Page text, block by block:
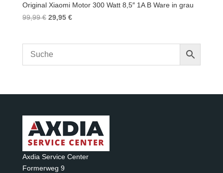
Original Xiaomi Motor 300 Watt 8,5″ 1A B Ware in grau
99,99€ Ursprünglicher
99,99 €
29,95 €Aktueller
Axdia Service Center
Formerweg 9